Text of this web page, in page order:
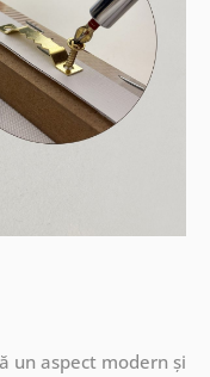
un aspect modern și